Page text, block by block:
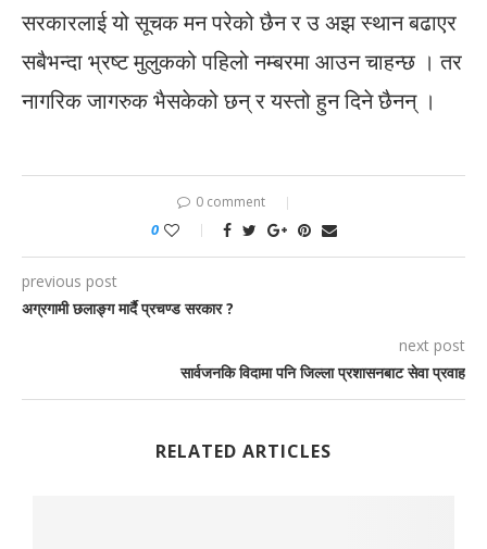
सरकारलाई यो सूचक मन परेको छैन र उ अझ स्थान बढाएर
सबैभन्दा भ्रष्ट मुलुकको पहिलो नम्बरमा आउन चाहन्छ । तर
नागरिक जागरुक भैसकेको छन् र यस्तो हुन दिने छैनन् ।
0 comment
0
previous post
अग्रगामी छलाङ्ग मार्दै प्रचण्ड सरकार ?
next post
सार्वजनकि विदामा पनि जिल्ला प्रशासनबाट सेवा प्रवाह
RELATED ARTICLES